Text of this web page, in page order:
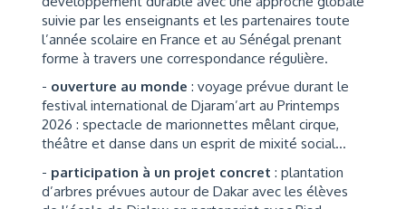
suivie par les enseignants et les partenaires toute
l’année scolaire en France et au Sénégal prenant
forme à travers une correspondance régulière.
- ouverture au monde : voyage prévue durant le
festival international de Djaram’art au Printemps
2026 : spectacle de marionnettes mêlant cirque,
théâtre et danse dans un esprit de mixité social...
- participation à un projet concret : plantation
d’arbres prévues autour de Dakar avec les élèves